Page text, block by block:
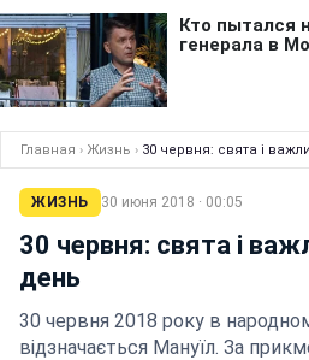
Главная › Жизнь › 30 червня: свята і
ЖИЗНЬ 30 июня 2018 · 00:05
30 червня: свята і
день
30 червня 2018 року в
відзначається Мануїл. За